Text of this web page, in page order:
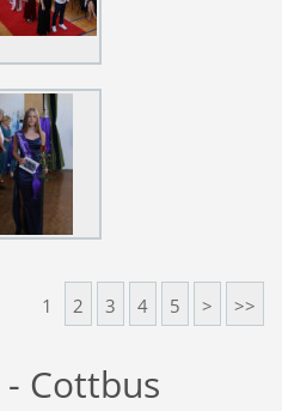
1 2 3 4 5 > >>
Cottbus